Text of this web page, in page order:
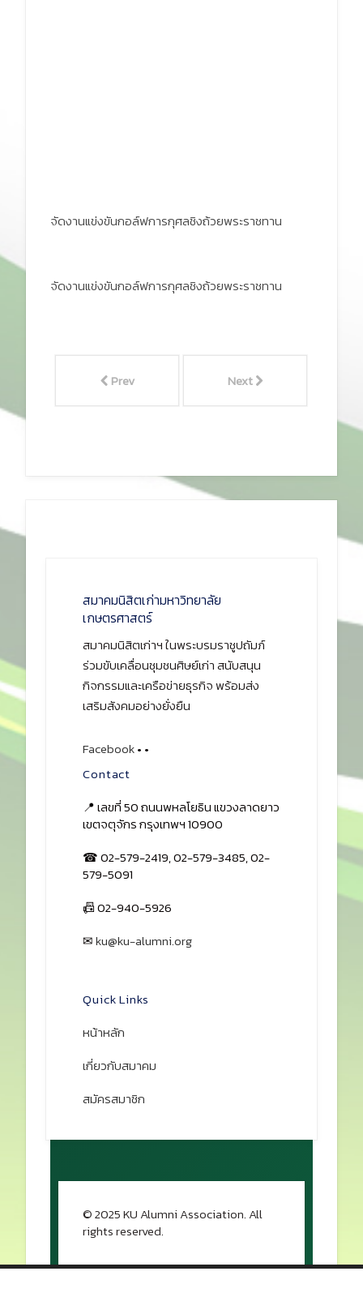
จัดงานแข่งขันกอล์ฟการกุศลชิงถ้วยพระราชทาน
จัดงานแข่งขันกอล์ฟการกุศลชิงถ้วยพระราชทาน
Prev Next
สมาคมนิสิตเก่ามหาวิทยาลัย
เกษตรศาสตร์
สมาคมนิสิตเก่าฯ ในพระบรมราชูปถัมภ์
ร่วมขับเคลื่อนชุมชนศิษย์เก่า สนับสนุน
กิจกรรมและเครือข่ายธุรกิจ พร้อมส่ง
เสริมสังคมอย่างยั่งยืน
Facebook• •
Contact
📍 เลขที่ 50 ถนนพหลโยธิน แขวงลาดยาว
เขตจตุจักร กรุงเทพฯ 10900
☎ 02-579-2419, 02-579-3485, 02-
579-5091
📠 02-940-5926
✉ku@ku-alumni.org
Quick Links
หน้าหลัก
เกี่ยวกับสมาคม
สมัครสมาชิก
© 2025 KU Alumni Association. All
rights reserved.